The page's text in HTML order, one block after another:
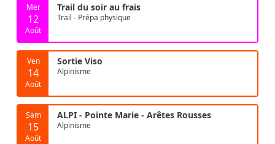
Mer
12
Août
Trail du soir au frais
Trail - Prépa physique
Ven
14
Août
Sortie Viso
Alpinisme
Sam
15
Août
ALPI - Pointe Marie - Arêtes Rousses
Alpinisme